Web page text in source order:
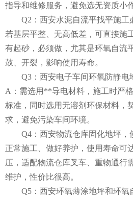
指导和维修服务，避免选无资质小
Q2： 西安水泥自流平找平施工
若基层平整、无高低差，可直接施
有起砂，必须做，尤其是环氧自流
鼓、开裂，影响使用寿命。
Q3：西安电子车间环氧防静电
A：需选用**导电材料，施工时严
标准，同时选用无溶剂环保材料，
求，避免污染车间环境。
Q4：西安物流仓库固化地坪，
正常施工、做好养护，使用寿命可
压，适配物流仓库叉车、重物通行
维护，性价比很高。
Q5： 西安环氧薄涂地坪和环氧